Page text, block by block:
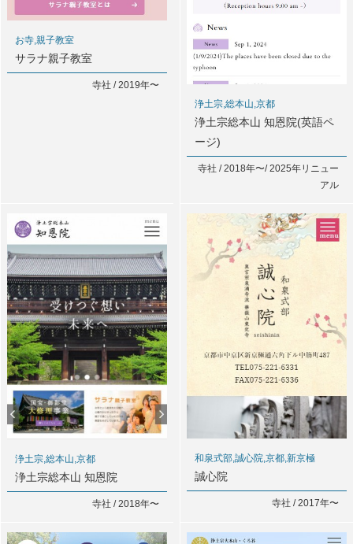
お寺,親子教室
サラナ親子教室
寺社 / 2019年〜
浄土宗,総本山,京都
浄土宗総本山 知恩院(英語ペ
ージ)
寺社 / 2018年〜/ 2025年リニュー
アル
浄土宗,総本山,京都
浄土宗総本山 知恩院
寺社 / 2018年〜
和泉式部,誠心院,京都,新京極
誠心院
寺社 / 2017年〜